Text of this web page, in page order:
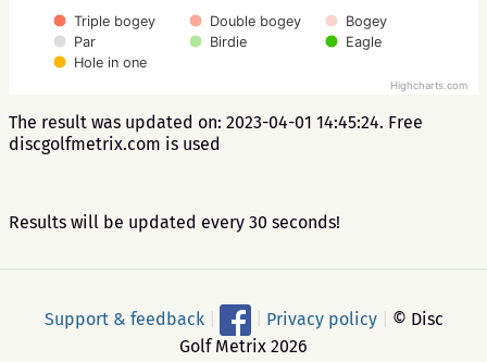
Triple bogey Double bogey
Bogey
Par
Birdie
Eagle
Hole in one
Highcharts.com
The result was updated on: 2023-04-01 14:45:24. Free
discgolfmetrix.com is used
Results will be updated every 30 seconds!
Support & feedback Privacy policy
© Disc
Golf Metrix 2026